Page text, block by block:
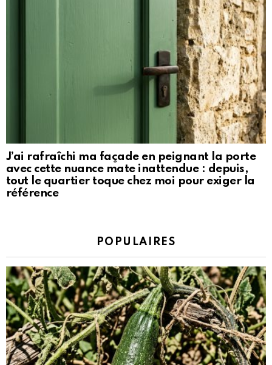
J’ai rafraîchi ma façade en peignant la porte
avec cette nuance mate inattendue : depuis,
tout le quartier toque chez moi pour exiger la
référence
POPULAIRES